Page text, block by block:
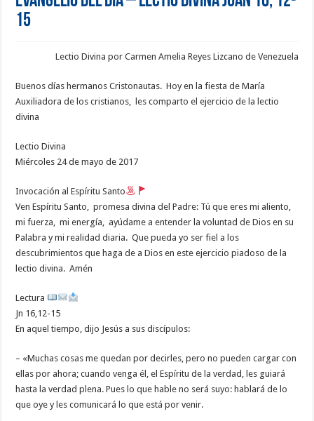
15
Lectio Divina por Carmen Amelia Reyes Lizcano de Venezuela
Buenos días hermanos Cristonautas. Hoy en la fiesta de María
Auxiliadora de los cristianos, les comparto el ejercicio de la lectio
divina
Lectio Divina
Miércoles 24 de mayo de 2017
Invocación al Espíritu Santo
Ven Espíritu Santo, promesa divina del Padre: Tú que eres mi aliento,
mi fuerza, mi energía, ayúdame a entender la voluntad de Dios en su
Palabra y mi realidad diaria. Que pueda yo ser fiel a los
descubrimientos que haga de a Dios en este ejercicio piadoso de la
lectio divina. Amén
Lectura
Jn 16,12-15
En aquel tiempo, dijo Jesús a sus discípulos:
– «Muchas cosas me quedan por decirles, pero no pueden cargar con
ellas por ahora; cuando venga él, el Espíritu de la verdad, les guiará
hasta la verdad plena. Pues lo que hable no será suyo: hablará de lo
que oye y les comunicará lo que está por venir.